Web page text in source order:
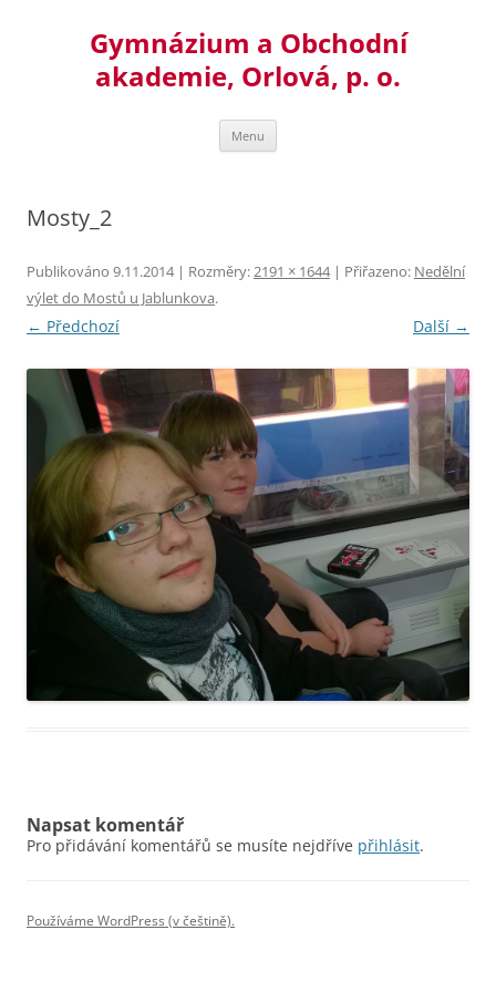
Gymnázium a Obchodní
akademie, Orlová, p. o.
Menu
Mosty_2
Publikováno 9.11.2014| Rozměry:2191 × 1644| Přiřazeno: Nedělní
výlet do Mostů u Jablunkova.
← Předchozí Další →
Napsat komentář
Pro přidávání komentářů se musíte nejdříve přihlásit.
Používáme WordPress (v češtině).